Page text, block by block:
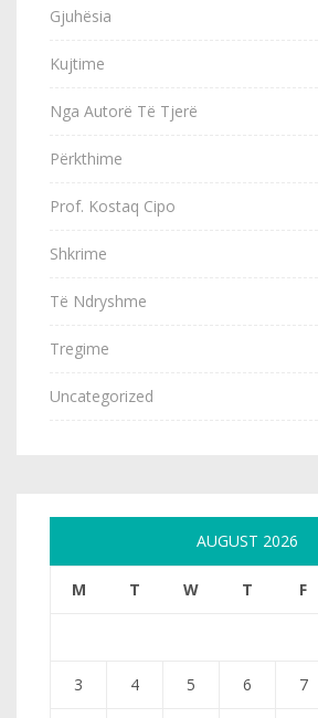
Gjuhësia
Kujtime
Nga Autorë Të Tjerë
Përkthime
Prof. Kostaq Cipo
Shkrime
Të Ndryshme
Tregime
Uncategorized
AUGUST 2026
M T W T F
3 4 5 6 7